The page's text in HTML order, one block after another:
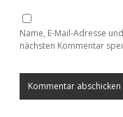
Name, E-Mail-Adresse
nächsten Kommentar